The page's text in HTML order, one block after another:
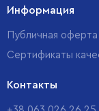
Информация
Публичная оферта
Сертификаты
Контакты